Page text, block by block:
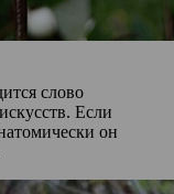
слово
Если
он